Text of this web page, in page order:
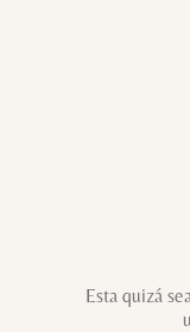
Esta quizá